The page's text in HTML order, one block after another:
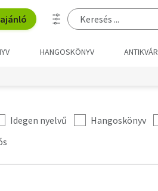
HANGOSKÖNYV ANTIKVÁR
Idegen nyelvű Hangoskönyv